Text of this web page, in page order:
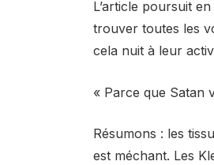
L’article poursuit
trouver toutes les
cela nuit à leur
« Parce que Satan
Résumons : les
est méchant. Les